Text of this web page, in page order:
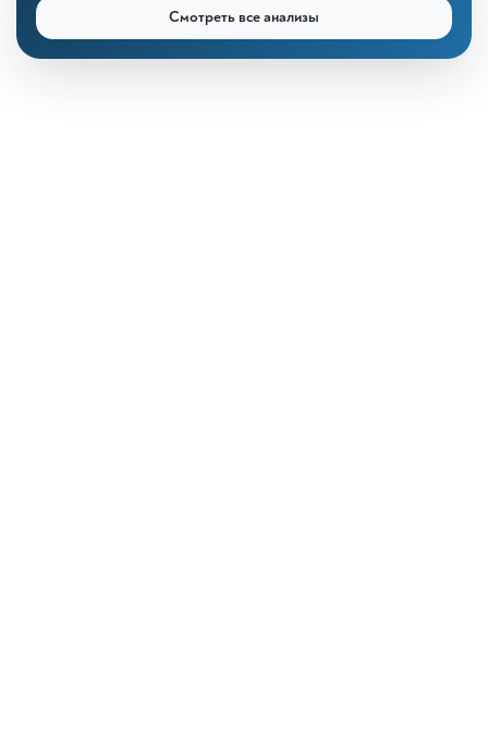
Смотреть все анализы